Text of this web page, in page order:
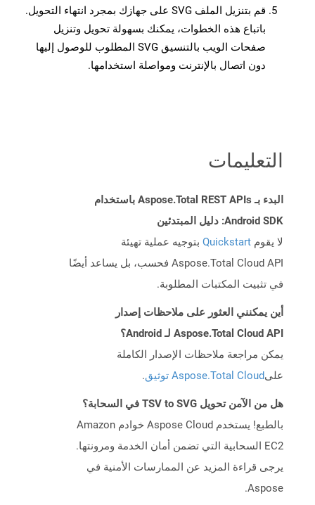
قم بتنزيل الملف SVG على جهازك بمجرد انتهاء التحويل.
باتباع هذه الخطوات، يمكنك بسهولة تحويل وتنزيل
صفحات الويب بالتنسيق SVG المطلوب للوصول إليها
دون اتصال بالإنترنت ومواصلة استخدامها.
التعليمات
البدء بـ Aspose.Total REST APIs باستخدام
Android SDK: دليل المبتدئين
لا يقوم Quickstart بتوجيه عملية تهيئة
Aspose.Total Cloud API فحسب، بل يساعد أيضًا
في تثبيت المكتبات المطلوبة.
أين يمكنني العثور على ملاحظات إصدار
Aspose.Total Cloud API لـ Android؟
يمكن مراجعة ملاحظات الإصدار الكاملة
علىAspose.Total Cloud توثيق .
هل من الآمن تحويل TSV to SVG في السحابة؟
بالطبع! يستخدم Aspose Cloud خوادم Amazon
EC2 السحابية التي تضمن أمان الخدمة ومرونتها.
يرجى قراءة المزيد عن الممارسات الأمنية في
Aspose.